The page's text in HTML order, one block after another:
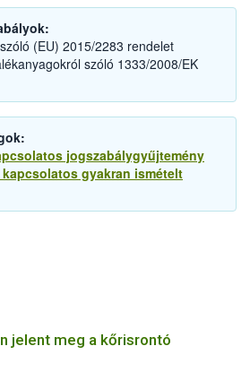
(EU) 2015/2283 rendelet
szóló 1333/2008/EK
jogszabálygyűjtemény
kapcsolatos gyakran ismételt
jelent meg a kőrisrontó